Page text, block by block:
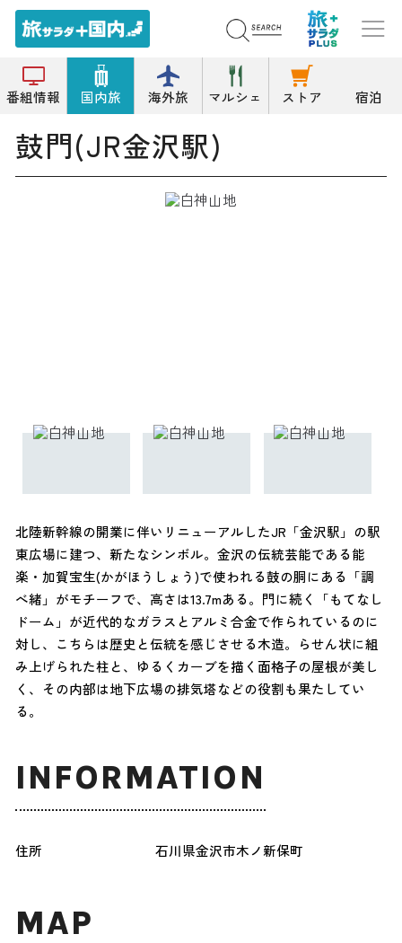
番組情報 国内旅 海外旅 マルシェ ストア 宿泊
トップ その他の名所 鼓門(JR金沢駅)
鼓門(JR金沢駅)
北陸新幹線の開業に伴いリニューアルしたJR「金沢駅」の駅
東広場に建つ、新たなシンボル。金沢の伝統芸能である能
楽・加賀宝生(かがほうしょう)で使われる鼓の胴にある「調
べ緒」がモチーフで、高さは13.7mある。門に続く「もてなし
ドーム」が近代的なガラスとアルミ合金で作られているのに
対し、こちらは歴史と伝統を感じさせる木造。らせん状に組
み上げられた柱と、ゆるくカーブを描く面格子の屋根が美し
く、その内部は地下広場の排気塔などの役割も果たしてい
る。
INFORMATION
住所 石川県金沢市木ノ新保町
MAP